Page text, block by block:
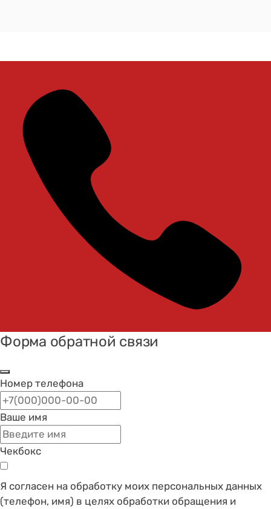
Форма обратной связи
Номер телефона
Ваше имя
Чекбокс
Я согласен на обработку моих персональных данных
(телефон, имя) в целях обработки обращения и